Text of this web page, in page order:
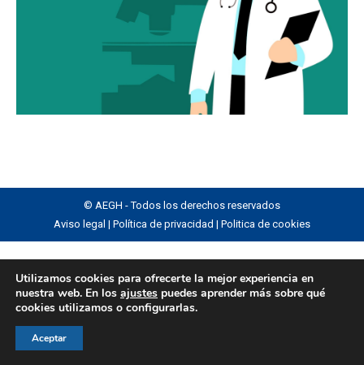
© AEGH - Todos los derechos reservados
Aviso legal | Política de privacidad | Politica de cookies
Utilizamos cookies para ofrecerte la mejor experiencia en
nuestra web. En los ajustes puedes aprender más sobre qué
cookies utilizamos o configurarlas.
Aceptar